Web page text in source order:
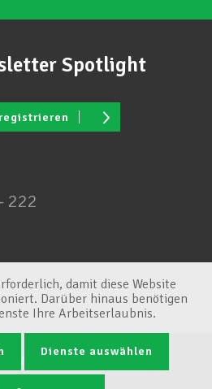
Spotlight
222
générales
damit diese Website
Darüber hinaus benötigen
Ihre Arbeitserlaubnis.
Dienste auswählen